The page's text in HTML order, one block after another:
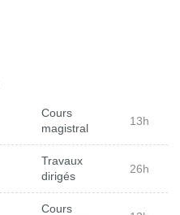
Cours
magistral
13h
Travaux
dirigés
26h
Cours